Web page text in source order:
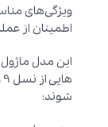
ویژگی‌های
اطمینان از
شوند: